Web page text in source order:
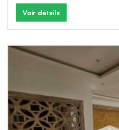
Voir détails